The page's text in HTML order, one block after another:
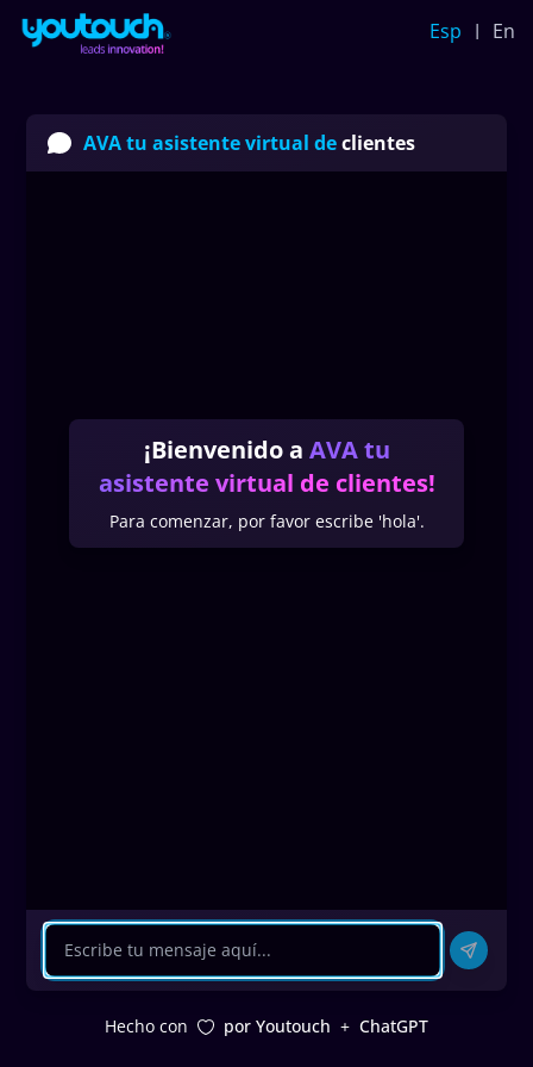
Esp En
AVA tu asistente virtual declientes
¡Bienvenido a AVA tu
asistente virtual de clientes!
Para comenzar, por favor escribe 'hola'.
Hecho con por Youtouch + ChatGPT